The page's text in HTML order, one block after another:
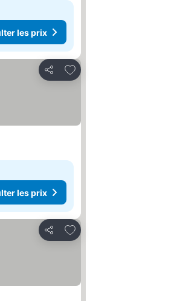
les prix
Partager
Ajouter à mes favoris
les prix
Partager
Ajouter à mes favoris